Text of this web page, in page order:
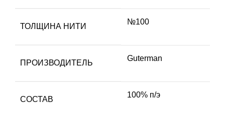
ТОЛЩИНА НИТИ
№100
ПРОИЗВОДИТЕЛЬ
Guterman
СОСТАВ
100% п/э